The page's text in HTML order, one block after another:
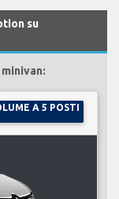
su
A 5 POSTI